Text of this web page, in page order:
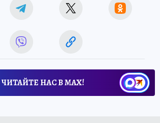
ЧИТАЙТЕ НАС В МАХ!